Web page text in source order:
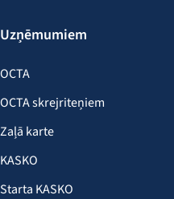
Uzņēmumiem
OCTA
OCTA skrejriteņiem
Zaļā karte
KASKO
Starta KASKO